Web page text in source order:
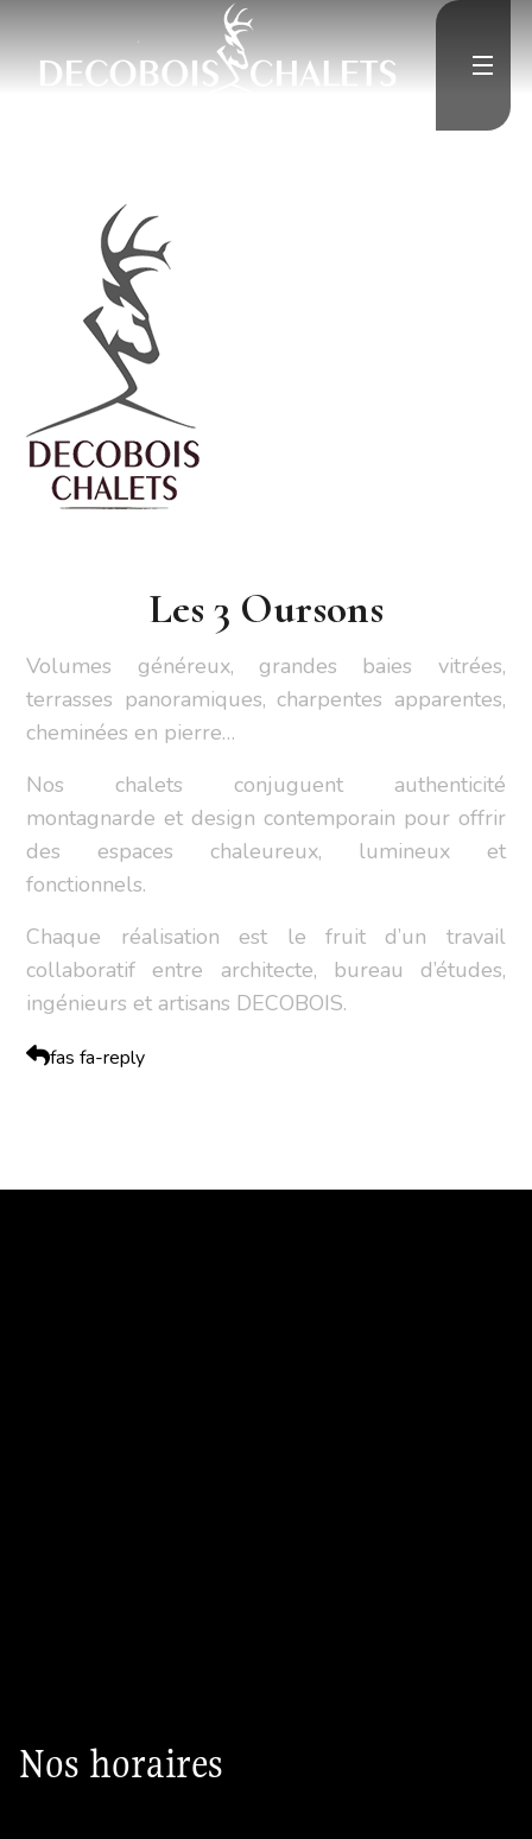
Contact
Les 3 Oursons
Volumes généreux, grandes baies vitrées,
terrasses panoramiques, charpentes apparentes,
cheminées en pierre…
Nos chalets conjuguent authenticité
montagnarde et design contemporain pour offrir
des espaces chaleureux, lumineux et
fonctionnels.
Chaque réalisation est le fruit d’un travail
collaboratif entre architecte, bureau d’études,
ingénieurs et artisans DECOBOIS.
fas fa-reply
Nos horaires